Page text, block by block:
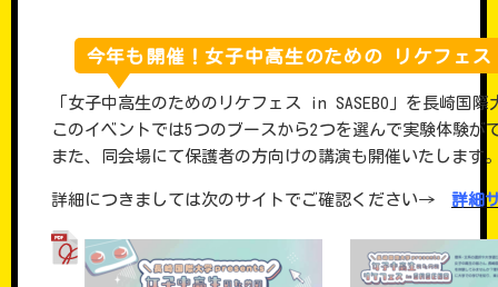
今年も開催！女子中高生のための リケフェ
「女子中高生のためのリケフェス in SASEBO」を長崎国
このイベントでは5つのブースから2つを選んで実験体験が
また、同会場にて保護者の方向けの講演も開催いたします
詳細につきましては次のサイトでご確認ください→ 詳細